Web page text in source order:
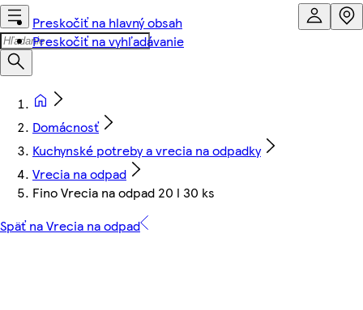
Preskočiť na hlavný obsah
Preskočiť na vyhľadávanie
Domácnosť
Kuchynské potreby a vrecia na odpadky
Vrecia na odpad
Fino Vrecia na odpad 20 l 30 ks
Späť na Vrecia na odpad